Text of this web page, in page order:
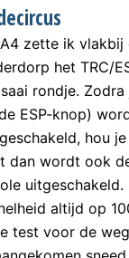
zette ik vlakbij
het TRC/
rondje.
ESP-knop)
hou
dan wordt ook
uitgeschakeld.
altijd op
test voor de